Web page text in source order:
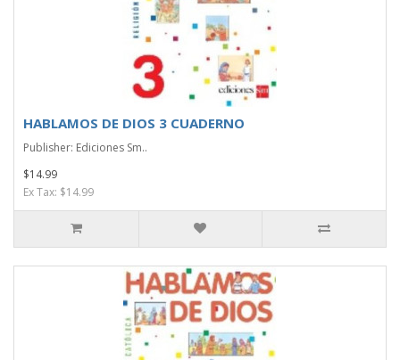
HABLAMOS DE DIOS 3 CUADERNO
Publisher: Ediciones Sm..
$14.99
Ex Tax: $14.99